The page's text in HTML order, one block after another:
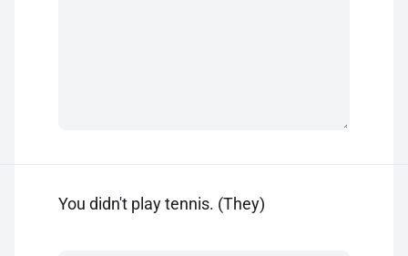
You didn't play tennis. (They)